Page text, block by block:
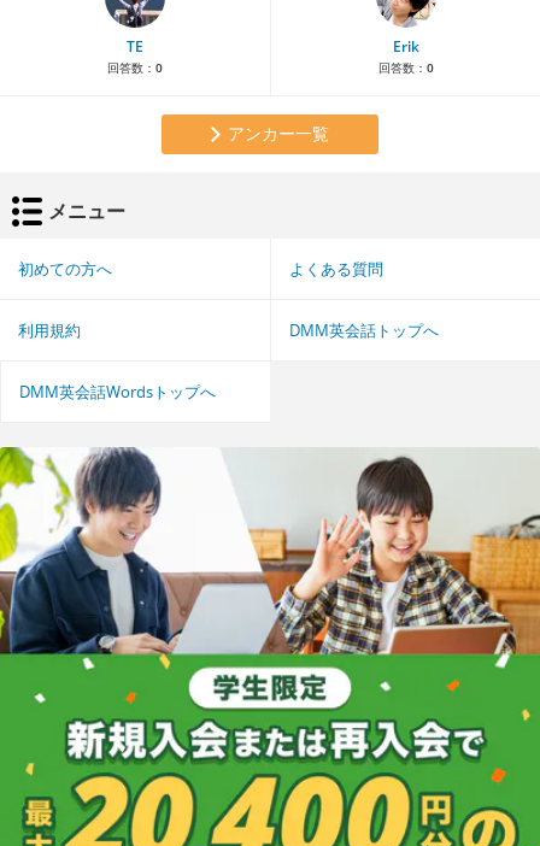
TE
回答数： 0
Erik
回答数： 0
アンカー一覧
メニュー
初めての方へ よくある質問
利用規約 DMM英会話トップへ
DMM英会話Wordsトップへ